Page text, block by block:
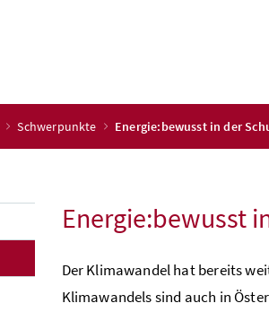
Schwerpunkte Energie:bewusst in der
Energie:bewusst
Der Klimawandel hat bereits
Klimawandels sind auch in